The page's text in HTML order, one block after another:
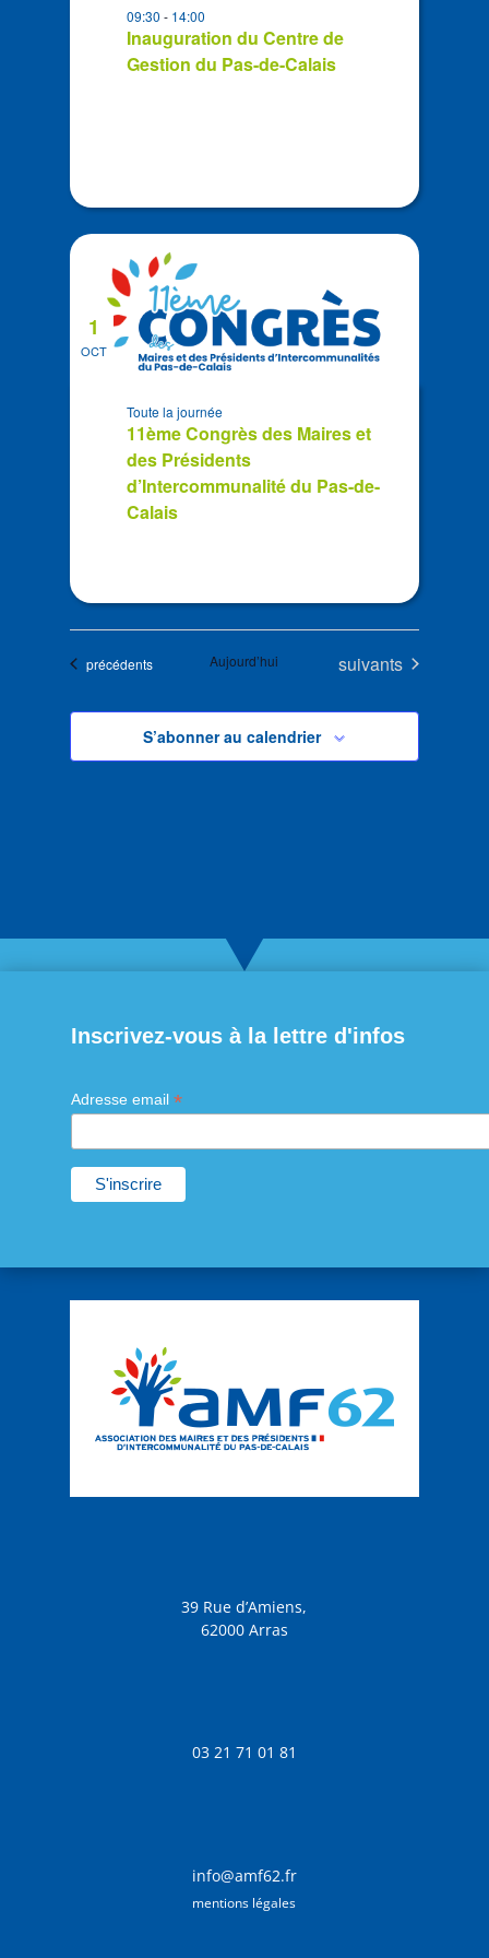
Photo
ViewInauguration du Centre de
Gestion du Pas-de-Calais
09:30- 14:00
OCT
1
11ème Congrès des Maires et
des Présidents
d’Intercommunalité du Pas-de-
Calais
Toute la journée
Évènements
précédents Aujourd’hui Évènements
suivants
S’abonner au calendrier
Inscrivez-vous à la lettre d'infos
Adresse email *
39 Rue d’Amiens,
62000 Arras
03 21 71 01 81
info@amf62.fr
mentions légales